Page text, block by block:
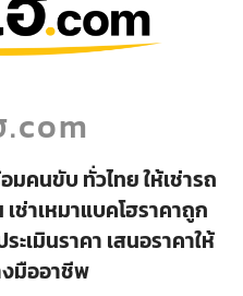
มคนขับ ทั่วไทย ให้เช่ารถ
ช่าเหมาแบคโฮราคาถูก
เมินราคา เสนอราคาให้
มืออาชีพ